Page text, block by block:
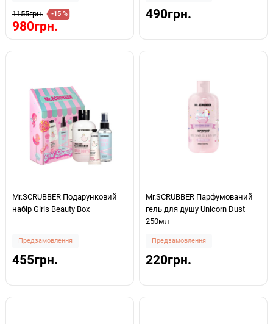
1155грн. -15 %
980грн.
490грн.
Mr.SCRUBBER Подарунковий
набір Girls Beauty Box
Предзамовлення
455грн.
Mr.SCRUBBER Парфумований
гель для душу Unicorn Dust
250мл
Предзамовлення
220грн.